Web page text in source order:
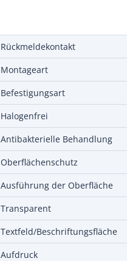
Rückmeldekontakt
Montageart
Befestigungsart
Halogenfrei
Antibakterielle Behandlung
Oberflächenschutz
Ausführung der Oberfläche
Transparent
Textfeld/Beschriftungsfläche
Aufdruck